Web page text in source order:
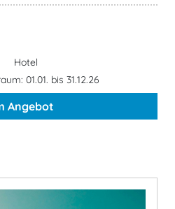
Hotel
01.01. bis 31.12.26
Angebot